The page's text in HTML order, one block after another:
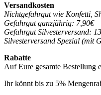
Versandkosten
Nichtgefahrgut wie Konfetti,
Gefahrgut ganzjährig: 7,90€
Gefahrgut Silvesterversand:
Silvesterversand Spezial (mit
Rabatte
Auf Eure gesamte Bestellung
Ihr könnt bis zu 5%